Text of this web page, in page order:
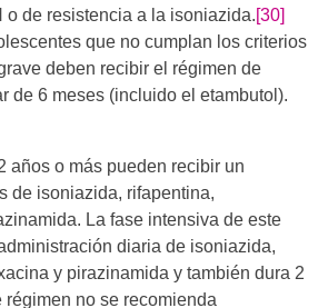
o de resistencia a la isoniazida.[30]
que no cumplan los criterios
deben recibir el régimen de
de 6 meses (incluido el etambutol).
años o más pueden recibir un
de isoniazida, rifapentina,
La fase intensiva de este
diaria de isoniazida,
y pirazinamida y también dura 2
régimen no se recomienda